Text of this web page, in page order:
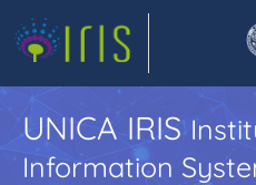
UNICA IRIS
Information